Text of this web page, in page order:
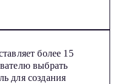
более 15
выбрать
для создания